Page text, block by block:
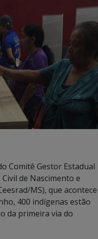
Comitê Gestor Estadual
de Nascimento e
MS), que acontece
400 indígenas estão
da primeira via do